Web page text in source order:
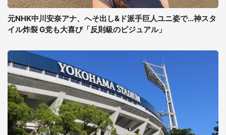
元NHK中川安奈アナ、へそ出し&ド派手巨人ユニ姿で...神スタ
イル炸裂 G党も大喜び「反則級のビジュアル」